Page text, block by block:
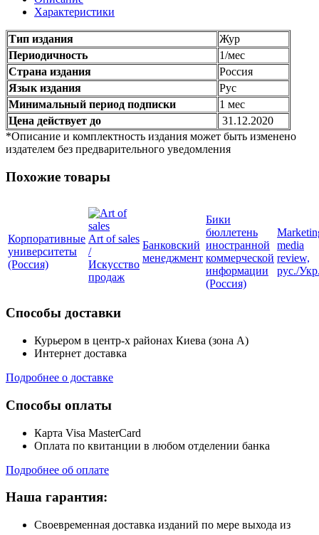
Характеристики
Тип издания
Жур
Периодичность
1/мес
Страна издания
Россия
Язык издания
Рус
Минимальный период подписки
1 мес
Цена действует до
31.12.2020
*Описание и комплектность издания может быть изменено
издателем без предварительного уведомления
Похожие товары
Корпоративные
университеты
(Россия)
Art of sales
/
Искусство
продаж
Банковский
менеджмент
Бики
бюллетень
иностранной
коммерческой
информации
(Россия)
media
review,
рус./
Способы доставки
Курьером в центр-х районах Киева (зона А)
Интернет доставка
Подробнее о доставке
Способы оплаты
Карта Visa MasterCard
Оплата по квитанции в любом отделении банка
Подробнее об оплате
Наша гарантия:
Своевременная доставка изданий по мере выхода из